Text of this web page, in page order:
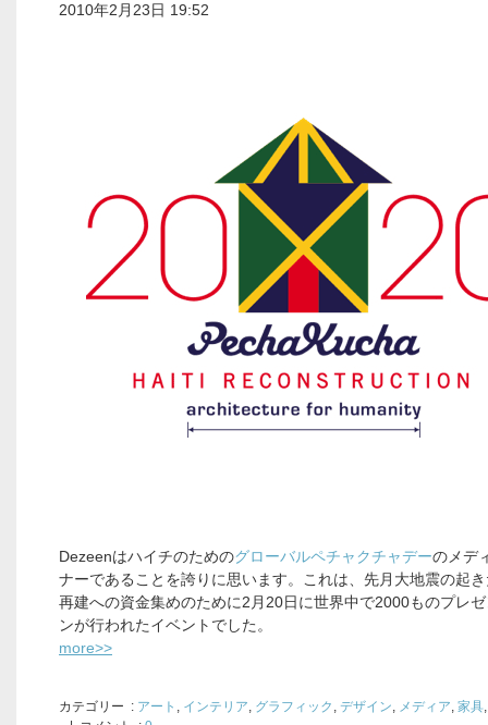
2010年2月23日 19:52
Dezeenはハイチのためのグローバルペチャクチャデーのメデ
ナーであることを誇りに思います。これは、先月大地震の起
再建への資金集めのために2月20日に世界中で2000ものプレ
ンが行われたイベントでした。
more>>
カテゴリー : アート , インテリア, グラフィック , デザイン, メディア, 家具,